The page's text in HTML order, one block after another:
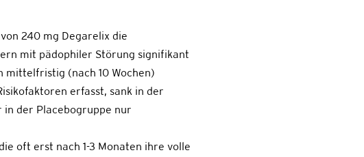
240 mg Degarelix die
mit pädophiler Störung signifikant
mittelfristig (nach 10 Wochen)
erfasst, sank in der
in der Placebogruppe nur
oft erst nach 1-3 Monaten ihre volle